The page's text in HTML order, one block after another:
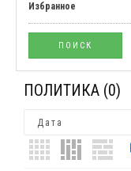
Избранное
ПОЛИТИКА (0)